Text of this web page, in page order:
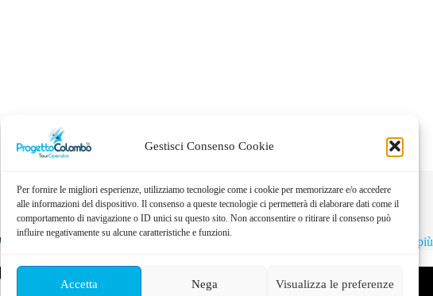
Gestisci Consenso Cookie
Per fornire le migliori esperienze, utilizziamo tecnologie come i cookie per memorizzare e/o accedere
alle informazioni del dispositivo. Il consenso a queste tecnologie ci permetterà di elaborare dati come il
comportamento di navigazione o ID unici su questo sito. Non acconsentire o ritirare il consenso può
influire negativamente su alcune caratteristiche e funzioni.
Accetta Nega Visualizza le preferenze
TUA OPINIONE CONTA! Leggi i commenti di chi ci ha scelto. - Leggi di più